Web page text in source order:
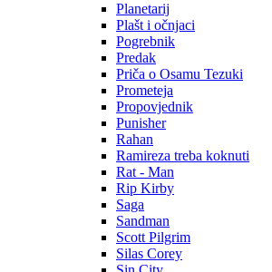
Planetarij
Plašt i očnjaci
Pogrebnik
Predak
Priča o Osamu Tezuki
Prometeja
Propovjednik
Punisher
Rahan
Ramireza treba koknuti
Rat - Man
Rip Kirby
Saga
Sandman
Scott Pilgrim
Silas Corey